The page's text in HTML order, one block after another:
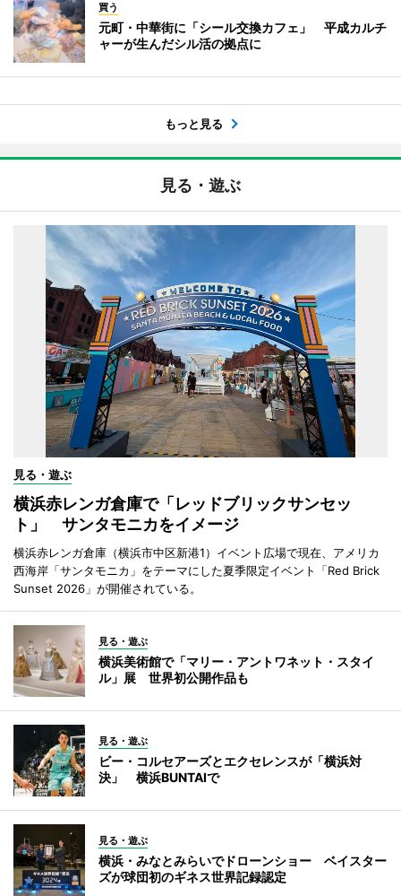
買う
元町・中華街に「シール交換カフェ」 平成カルチ
ャーが生んだシル活の拠点に
もっと見る
見る・遊ぶ
見る・遊ぶ
横浜赤レンガ倉庫で「レッドブリックサンセッ
ト」 サンタモニカをイメージ
横浜赤レンガ倉庫（横浜市中区新港1）イベント広場で現在、アメリカ
西海岸「サンタモニカ」をテーマにした夏季限定イベント「Red Brick
Sunset 2026」が開催されている。
見る・遊ぶ
横浜美術館で「マリー・アントワネット・スタイ
ル」展 世界初公開作品も
見る・遊ぶ
ビー・コルセアーズとエクセレンスが「横浜対
決」 横浜BUNTAIで
見る・遊ぶ
横浜・みなとみらいでドローンショー ベイスター
ズが球団初のギネス世界記録認定